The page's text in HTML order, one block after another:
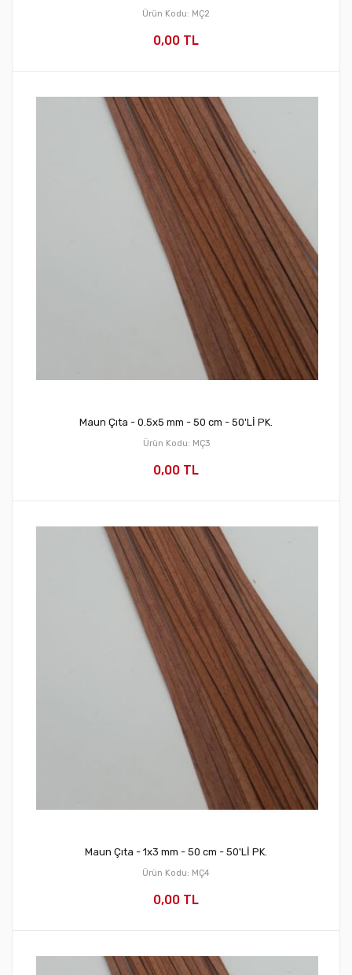
Ürün Kodu: MÇ2
0,00 TL
Maun Çıta - 0.5x5 mm - 50 cm - 50'Lİ PK.
Ürün Kodu: MÇ3
0,00 TL
Maun Çıta - 1x3 mm - 50 cm - 50'Lİ PK.
Ürün Kodu: MÇ4
0,00 TL